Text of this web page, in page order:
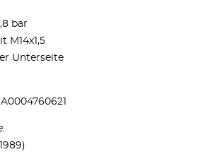
bar
M14x1,5
Unterseite